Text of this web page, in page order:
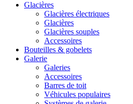
Glacières
Glacières électriques
Glacières
Glacières souples
Accessoires
Bouteilles & gobelets
Galerie
Galeries
Accessoires
Barres de toit
Véhicules populaires